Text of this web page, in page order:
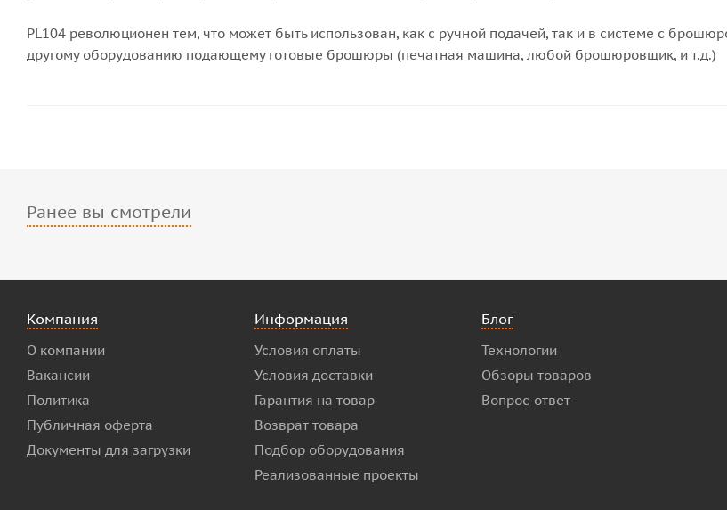
PL104 революционен тем, что может быть использован, как с ручной подачей, так и в системе с
другому оборудованию подающему готовые брошюры (печатная машина, любой брошюровщик, и т.д.)
Ранее вы смотрели
Компания
О компании
Вакансии
Политика
Публичная оферта
Документы для загрузки
Информация
Условия оплаты
Условия доставки
Гарантия на товар
Возврат товара
Подбор оборудования
Реализованные проекты
Блог
Технологии
Обзоры товаров
Вопрос-ответ